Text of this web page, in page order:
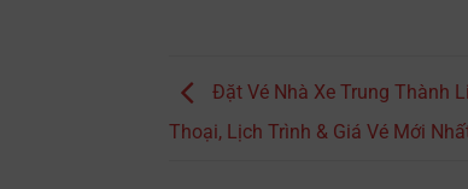
Đặt Vé Nhà Xe Trung Thành
Thoại, Lịch Trình & Giá Vé Mới